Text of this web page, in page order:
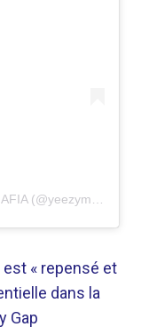
est « repensé et
dans la
Gap